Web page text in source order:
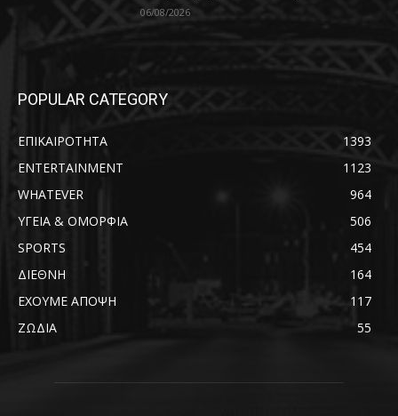
06/08/2026
POPULAR CATEGORY
ΕΠΙΚΑΙΡΟΤΗΤΑ
1393
ENTERTAINMENT
1123
WHATEVER
964
ΥΓΕΙΑ & ΟΜΟΡΦΙΑ
506
SPORTS
454
ΔΙΕΘΝΗ
164
ΕΧΟΥΜΕ ΑΠΟΨΗ
117
ΖΩΔΙΑ
55